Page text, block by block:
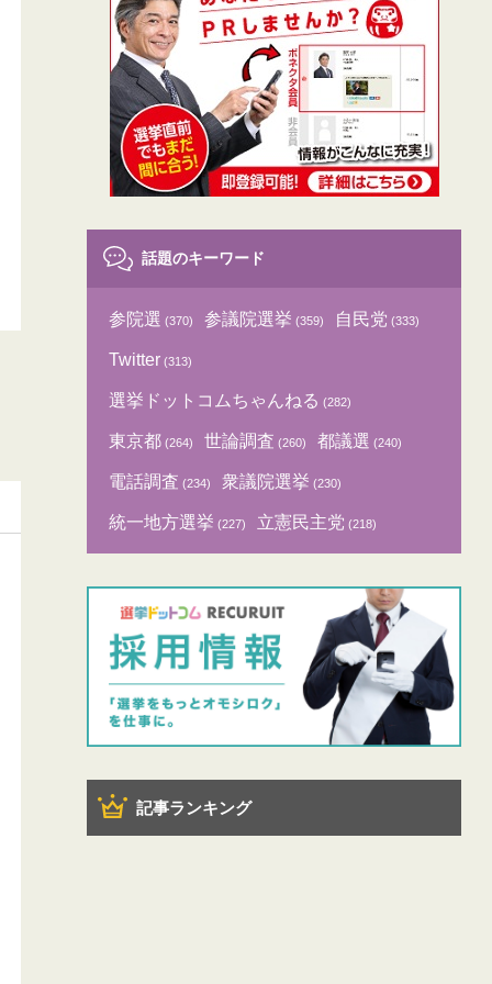
話題のキーワード
参院選 (370) 参議院選挙 (359) 自民党 (333)
Twitter (313)
選挙ドットコムちゃんねる (282)
東京都 (264) 世論調査 (260) 都議選 (240)
電話調査 (234) 衆議院選挙 (230)
統一地方選挙 (227) 立憲民主党 (218)
記事ランキング